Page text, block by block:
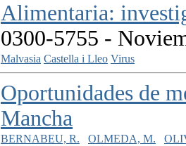
Alimentaria:
0300-5755 -
Malvasia Castella i Lleo Virus
Oportunidades de
Mancha
BERNABEU, R. OLMEDA, M.